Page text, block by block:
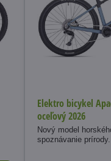
Elektro bicykel
oceľový 2026
Nový model horského elektrobicykla
spoznávanie prírody.